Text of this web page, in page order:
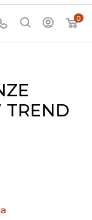
0
TREND